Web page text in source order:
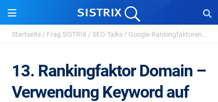
Startseite / Frag SISTRIX / SEO-Talks / Google Rankingfaktoren 2026
13. Rankingfaktor Domain –
Verwendung Keyword auf